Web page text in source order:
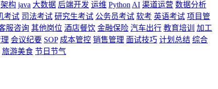
架构 java 大数据 后端开发 运维 Python AI 渠道运营 数据分析
考试 司法考试 研究生考试 公务员考试 软考 英语考试 项目管
服咨询 其他岗位 酒店餐饮 金融保险 汽车出行 教育培训
加工
会议纪要 SOP 成本管控 销售管理 面试技巧 计划总结 综合
旅游美食 节日节气